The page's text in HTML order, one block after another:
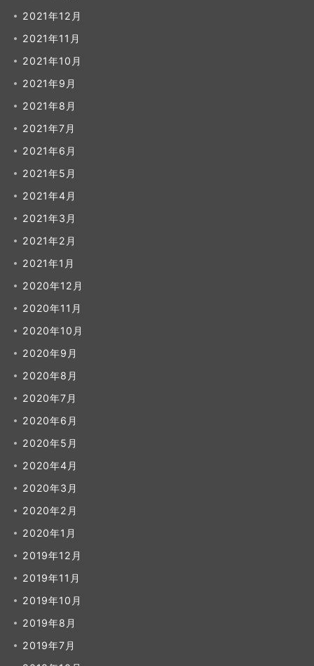
2021年12月
2021年11月
2021年10月
2021年9月
2021年8月
2021年7月
2021年6月
2021年5月
2021年4月
2021年3月
2021年2月
2021年1月
2020年12月
2020年11月
2020年10月
2020年9月
2020年8月
2020年7月
2020年6月
2020年5月
2020年4月
2020年3月
2020年2月
2020年1月
2019年12月
2019年11月
2019年10月
2019年8月
2019年7月